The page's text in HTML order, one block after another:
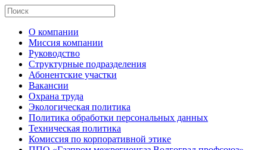
О компании
Миссия компании
Руководство
Структурные подразделения
Абонентские участки
Вакансии
Охрана труда
Экологическая политика
Политика обработки персональных данных
Техническая политика
Комиссия по корпоративной этике